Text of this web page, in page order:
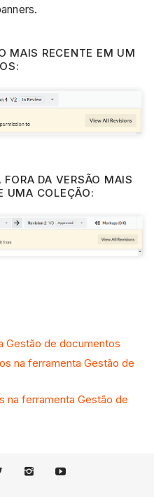
MAIS RECENTE EM UM
DA VERSÃO MAIS
UMA COLEÇÃO:
Gestão de documentos
na ferramenta Gestão de
na ferramenta Gestão de